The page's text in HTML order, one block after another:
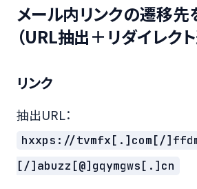
メール内リンクの遷移先
（URL抽出＋リダイレクト
リンク
抽出URL：
hxxps://tvmfx[.]com[/
[/]abuzz[@]gqymgws[.]cn